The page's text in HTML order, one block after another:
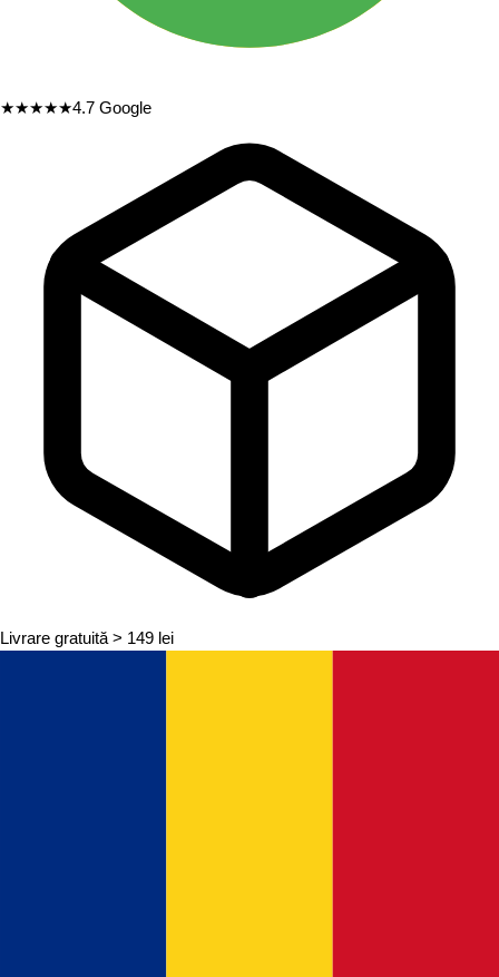
★★★★★4.7 Google
Livrare gratuită > 149 lei